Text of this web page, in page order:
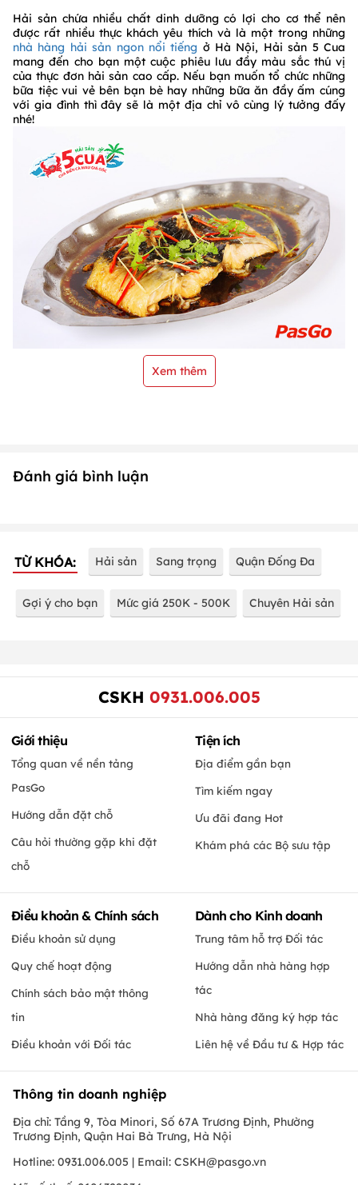
Hải sản chứa nhiều chất dinh dưỡng có lợi cho cơ thể nên
được rất nhiều thực khách yêu thích và là một trong những
nhà hàng hải sản ngon nổi tiếng ở Hà Nội, Hải sản 5 Cua
mang đến cho bạn một cuộc phiêu lưu đầy màu sắc thú vị
của thực đơn hải sản cao cấp. Nếu bạn muốn tổ chức những
bữa tiệc vui vẻ bên bạn bè hay những bữa ăn đầy ấm cúng
với gia đình thì đây sẽ là một địa chỉ vô cùng lý tưởng đấy
nhé!
Xem thêm
Đánh giá bình luận
TỪ KHÓA: Hải sản Sang trọng Quận Đống Đa
Gợi ý cho bạn Mức giá 250K - 500K Chuyên Hải sản
CSKH 0931.006.005
Giới thiệu
Tổng quan về nền tảng
PasGo
Hướng dẫn đặt chỗ
Câu hỏi thường gặp khi đặt
chỗ
Tiện ích
Địa điểm gần bạn
Tìm kiếm ngay
Ưu đãi đang Hot
Khám phá các Bộ sưu tập
Điều khoản & Chính sách
Điều khoản sử dụng
Quy chế hoạt động
Chính sách bảo mật thông
tin
Điều khoản với Đối tác
Dành cho Kinh doanh
Trung tâm hỗ trợ Đối tác
Hướng dẫn nhà hàng hợp
tác
Nhà hàng đăng ký hợp tác
Liên hệ về Đầu tư & Hợp tác
Thông tin doanh nghiệp
Địa chỉ: Tầng 9, Tòa Minori, Số 67A Trương Định, Phường
Trương Định, Quận Hai Bà Trưng, Hà Nội
Hotline: 0931.006.005 | Email: CSKH@pasgo.vn